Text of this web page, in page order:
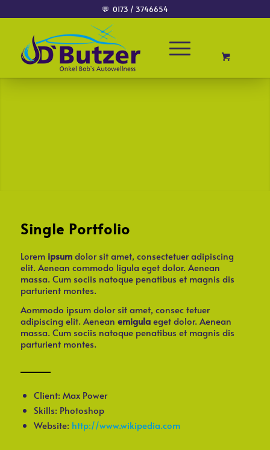
💬 0173 / 3746654
Single Portfolio
Lorem ipsumdolor sit amet, consectetuer adipiscing
elit. Aenean commodo ligula eget dolor. Aenean
massa. Cum sociis natoque penatibus et magnis dis
parturient montes.
Aommodo ipsum dolor sit amet, consec tetuer
adipiscing elit. Aenean emigulaeget dolor. Aenean
massa. Cum sociis natoque penatibus et magnis dis
parturient montes.
Client: Max Power
Skills: Photoshop
Website: http://www.wikipedia.com